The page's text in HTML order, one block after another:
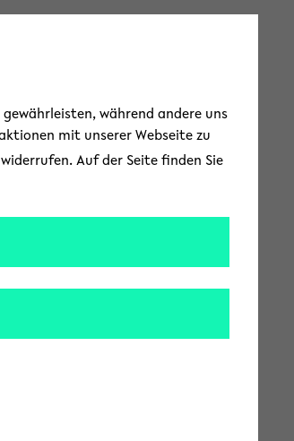
während andere uns
mit unserer Webseite zu
Auf der Seite finden Sie